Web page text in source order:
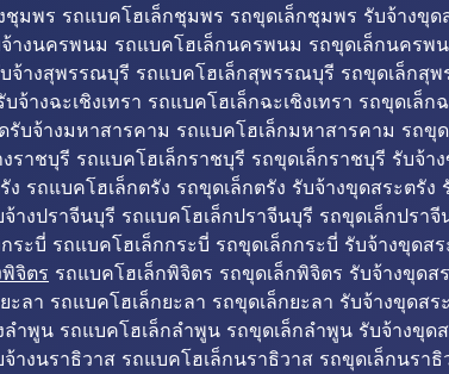
ชุมพร รถแบคโฮเล็กชุมพร รถขุดเล็กชุมพร รับจ้างขุ
างนครพนม รถแบคโฮเล็กนครพนม รถขุดเล็กนคร
จ้างสุพรรณบุรี รถแบคโฮเล็กสุพรรณบุรี รถขุดเล็ก
จ้างฉะเชิงเทรา รถแบคโฮเล็กฉะเชิงเทรา รถขุดเล็
บจ้างมหาสารคาม รถแบคโฮเล็กมหาสารคาม รถ
ราชบุรี รถแบคโฮเล็กราชบุรี รถขุดเล็กราชบุรี รับจ้
ง รถแบคโฮเล็กตรัง รถขุดเล็กตรัง รับจ้างขุดสระตรัง
างปราจีนบุรี รถแบคโฮเล็กปราจีนบุรี รถขุดเล็กปรา
ระบี่ รถแบคโฮเล็กกระบี่ รถขุดเล็กกระบี่ รับจ้างขุดส
จิตร รถแบคโฮเล็กพิจิตร รถขุดเล็กพิจิตร รับจ้างขุด
ะลา รถแบคโฮเล็กยะลา รถขุดเล็กยะลา รับจ้างขุดส
ำพูน รถแบคโฮเล็กลำพูน รถขุดเล็กลำพูน รับจ้างขุ
างนราธิวาส รถแบคโฮเล็กนราธิวาส รถขุดเล็กนรา